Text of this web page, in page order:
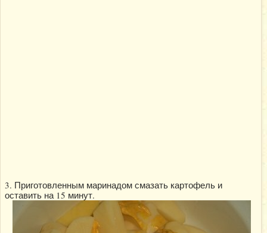
3. Приготовленным маринадом смазать картофель и
оставить на 15 минут.